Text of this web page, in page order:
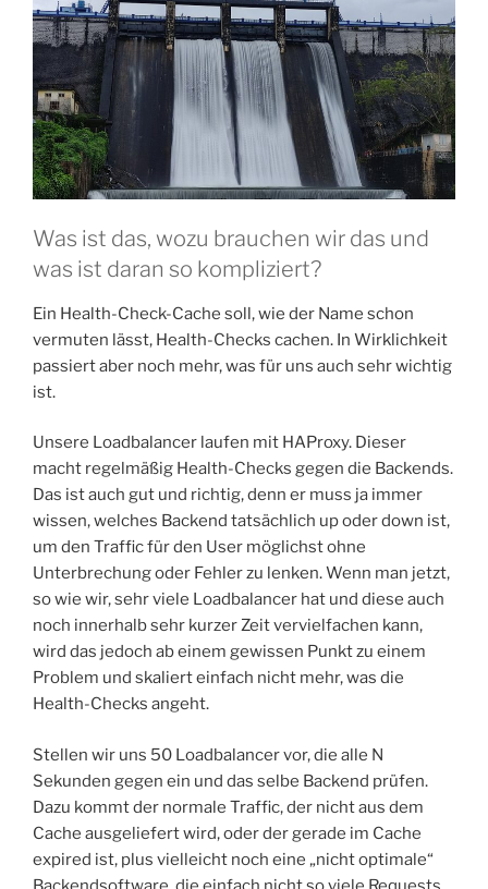
mit
automatischen
Updates“
Was ist das, wozu brauchen wir das und
was ist daran so kompliziert?
Ein Health-Check-Cache soll, wie der Name schon
vermuten lässt, Health-Checks cachen. In Wirklichkeit
passiert aber noch mehr, was für uns auch sehr wichtig
ist.
Unsere Loadbalancer laufen mit HAProxy. Dieser
macht regelmäßig Health-Checks gegen die Backends.
Das ist auch gut und richtig, denn er muss ja immer
wissen, welches Backend tatsächlich up oder down ist,
um den Traffic für den User möglichst ohne
Unterbrechung oder Fehler zu lenken. Wenn man jetzt,
so wie wir, sehr viele Loadbalancer hat und diese auch
noch innerhalb sehr kurzer Zeit vervielfachen kann,
wird das jedoch ab einem gewissen Punkt zu einem
Problem und skaliert einfach nicht mehr, was die
Health-Checks angeht.
Stellen wir uns 50 Loadbalancer vor, die alle N
Sekunden gegen ein und das selbe Backend prüfen.
Dazu kommt der normale Traffic, der nicht aus dem
Cache ausgeliefert wird, oder der gerade im Cache
expired ist, plus vielleicht noch eine „nicht optimale“